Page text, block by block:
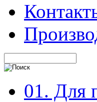
01. Для